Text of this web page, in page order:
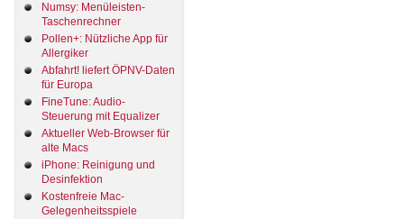
Numsy: Menüleisten-
Taschenrechner
Pollen+: Nützliche App für
Allergiker
Abfahrt! liefert ÖPNV-Daten
für Europa
FineTune: Audio-
Steuerung mit Equalizer
Aktueller Web-Browser für
alte Macs
iPhone: Reinigung und
Desinfektion
Kostenfreie Mac-
Gelegenheitsspiele